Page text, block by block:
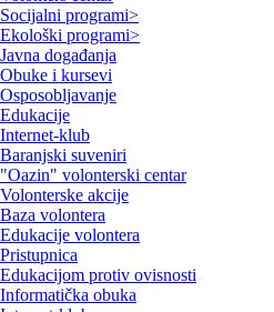
Socijalni programi>
Ekološki programi>
Javna događanja
Obuke i kursevi
Osposobljavanje
Edukacije
Internet-klub
Baranjski suveniri
"Oazin" volonterski centar
Volonterske akcije
Baza volontera
Edukacije volontera
Pristupnica
Edukacijom protiv ovisnosti
Informatička obuka